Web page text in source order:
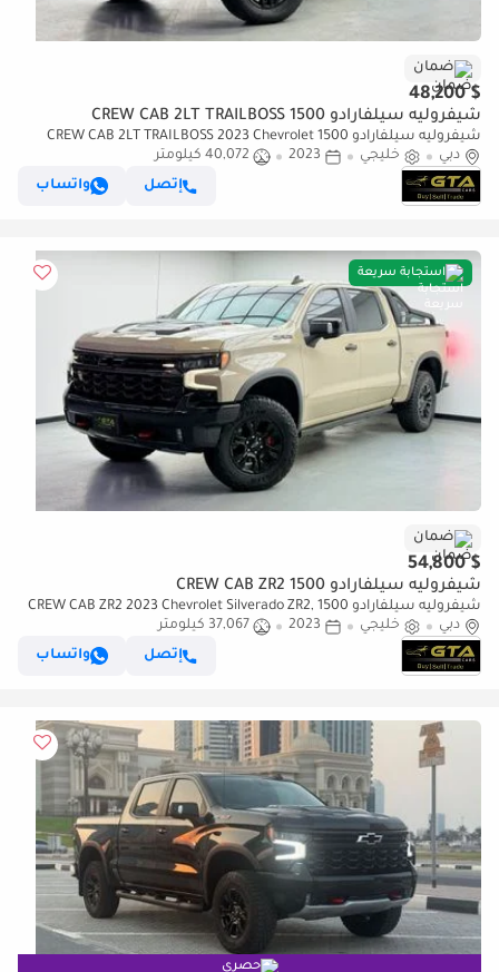
ضمان
$ 48,200
شيفروليه سيلفارادو 1500 CREW CAB 2LT TRAILBOSS
شيفروليه سيلفارادو 1500 CREW CAB 2LT TRAILBOSS 2023 Chevrolet
Silverado 1500, Feb/2029 Chevrolet Warranty, Full Chevrolet Service
History, GCC
دبي خليجي 2023
40,072 كيلومتر
إتصل
واتساب
استجابة سريعة
ضمان
$ 54,800
شيفروليه سيلفارادو 1500 CREW CAB ZR2
شيفروليه سيلفارادو 1500 CREW CAB ZR2 2023 Chevrolet Silverado ZR2,
09/2028 Chevrolet Warranty + Service Contract, Full
دبي خليجي 2023
37,067 كيلومتر
إتصل
واتساب
حصري